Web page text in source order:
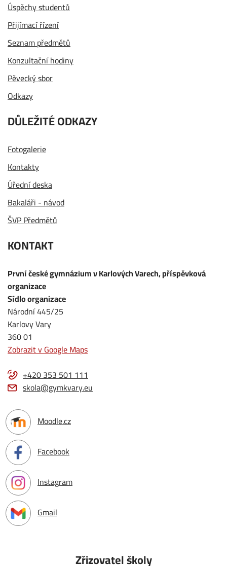
Úspěchy studentů
Přijímací řízení
Seznam předmětů
Konzultační hodiny
Pěvecký sbor
Odkazy
DŮLEŽITÉ ODKAZY
Fotogalerie
Kontakty
Úřední deska
Bakaláři - návod
ŠVP Předmětů
KONTAKT
První české gymnázium v Karlových Varech, příspěvková
organizace
Sídlo organizace
Národní 445/25
Karlovy Vary
360 01
Zobrazit v Google Maps
+420 353 501 111
skola@gymkvary.eu
Moodle.cz
Facebook
Instagram
Gmail
Zřizovatel školy